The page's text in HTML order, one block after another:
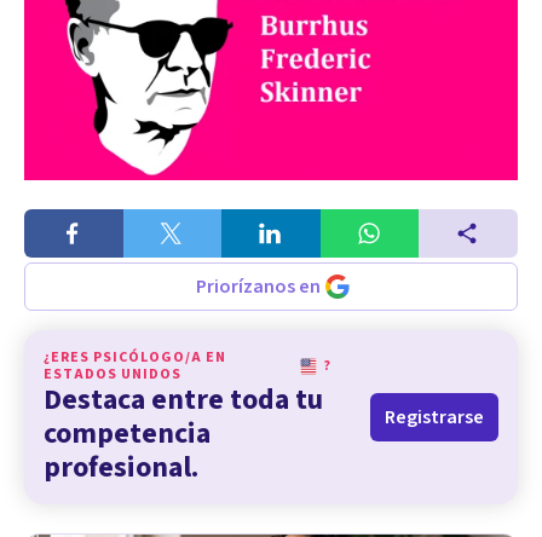
Priorízanos en
¿ERES PSICÓLOGO/A EN
ESTADOS UNIDOS
?
Destaca entre toda tu
competencia
profesional.
Registrarse